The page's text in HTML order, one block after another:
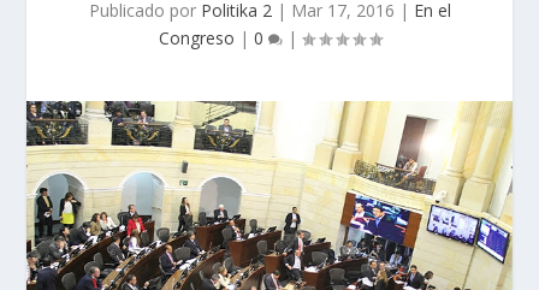
Publicado por Politika 2| Mar 17, 2016 | En el
Congreso | 0 |